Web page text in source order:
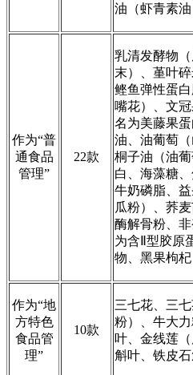
油（虾青素油
作为“普
通食品
管理”
22款
乳清发酵物
末）、堇叶
鲣鱼弹性蛋
嘴花）、文
名为美藤果
油、油葡萄
桐子油（油
白、海藻糖
牛奶磷脂、
瓜粉）、荞
酶解骨粉、
为含Ⅱ型胶原
物、黑果枸杞
作为“地
方特色
食品管
理”
10款
三七花、三
粉）、牛大
叶、金线莲
斛叶、铁皮